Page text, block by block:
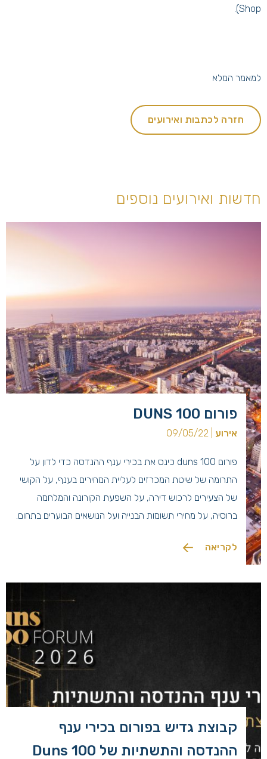
Shop).
למאמר המלא
חזרה לכתבות ואירועים
חדשות ואירועים נוספים
פורום DUNS 100
אירוע
פורום duns 100 כינס את בכירי ענף ההנדסה כדי לדון על
התרומה של שיטת המכרזים לעליית המחירים בענף, על הקושי
של הצעירים לרכוש דירה, על השפעת הקורונה והמלחמה
ברוסיה, על מחירי תשומות הבנייה ועל הנושאים הבוערים בתחום.
לקריאה
קבוצת גדיש בפורום בכירי ענף
ההנדסה והתשתיות של Duns 100